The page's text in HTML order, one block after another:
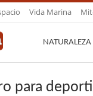
Vida Marina
NATURALEZA
para